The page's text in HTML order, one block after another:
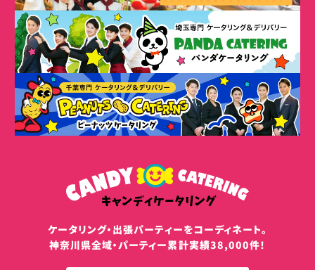
ケータリング・出張パーティーをコーディネート。
神奈川県全域・パーティー累計実績38,000件！